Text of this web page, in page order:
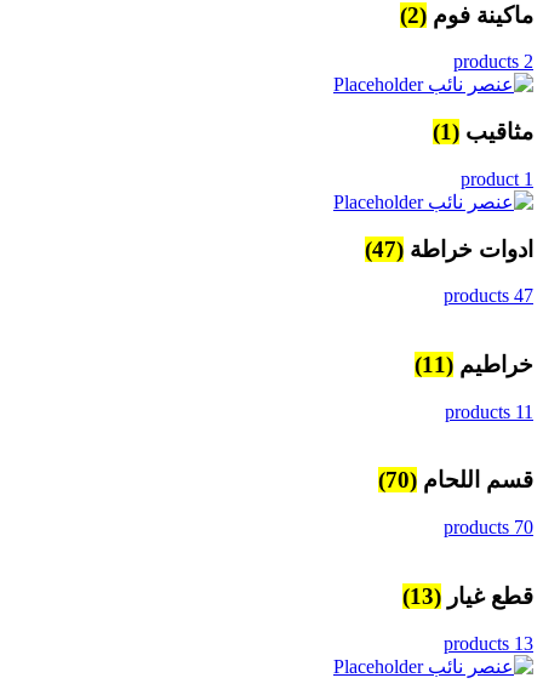
ماكينة فوم (2)
2 products
مثاقيب (1)
1 product
ادوات خراطة (47)
47 products
خراطيم (11)
11 products
قسم اللحام (70)
70 products
قطع غيار (13)
13 products